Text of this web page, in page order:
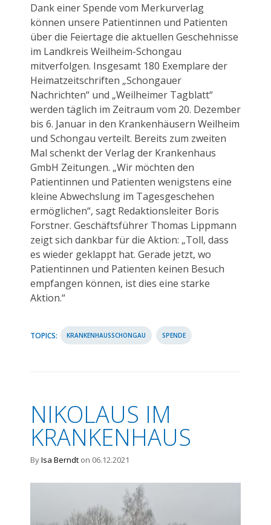
Dank einer Spende vom Merkurverlag
können unsere Patientinnen und Patienten
über die Feiertage die aktuellen Geschehnisse
im Landkreis Weilheim-Schongau
mitverfolgen. Insgesamt 180 Exemplare der
Heimatzeitschriften „Schongauer
Nachrichten“ und „Weilheimer Tagblatt“
werden täglich im Zeitraum vom 20. Dezember
bis 6. Januar in den Krankenhäusern Weilheim
und Schongau verteilt. Bereits zum zweiten
Mal schenkt der Verlag der Krankenhaus
GmbH Zeitungen. „Wir möchten den
Patientinnen und Patienten wenigstens eine
kleine Abwechslung im Tagesgeschehen
ermöglichen“, sagt Redaktionsleiter Boris
Forstner. Geschäftsführer Thomas Lippmann
zeigt sich dankbar für die Aktion: „Toll, dass
es wieder geklappt hat. Gerade jetzt, wo
Patientinnen und Patienten keinen Besuch
empfangen können, ist dies eine starke
Aktion.“
TOPICS: KRANKENHAUSSCHONGAU SPENDE
NIKOLAUS IM
KRANKENHAUS
ByIsa Berndt on 06.12.2021